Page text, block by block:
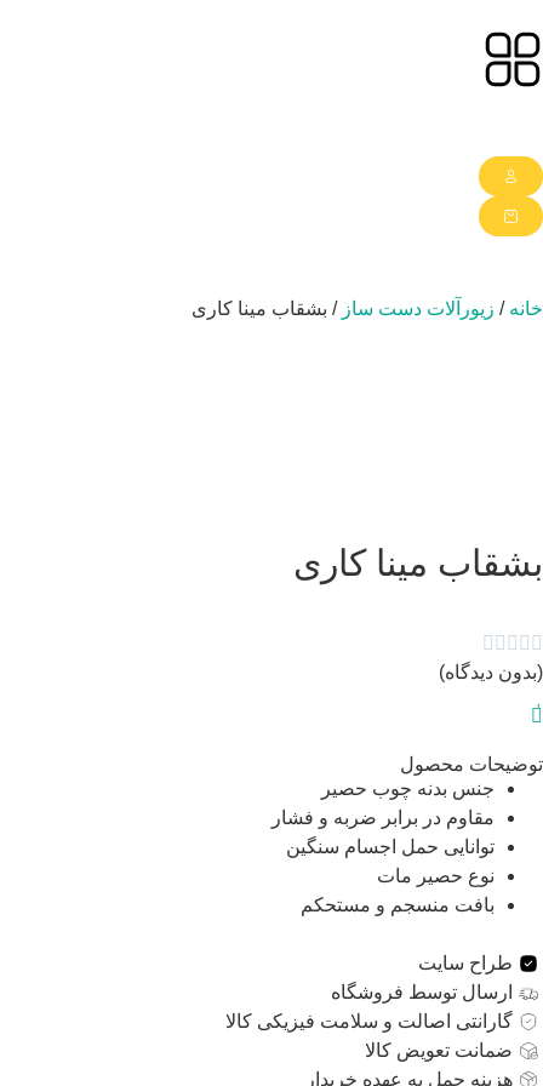
/ زیورآلات دست ساز/ بشقاب مینا کاری
مینا کاری




دیدگاه)
محصول
جنس بدنه چوب حصیر
مقاوم در برابر ضربه و فشار
توانایی حمل اجسام سنگین
نوع حصیر مات
بافت منسجم و مستحکم
طراح سایت
ارسال توسط فروشگاه
گارانتی اصالت و سلامت فیزیکی کالا
ضمانت تعویض کالا
هزینه حمل به عهده خریدار